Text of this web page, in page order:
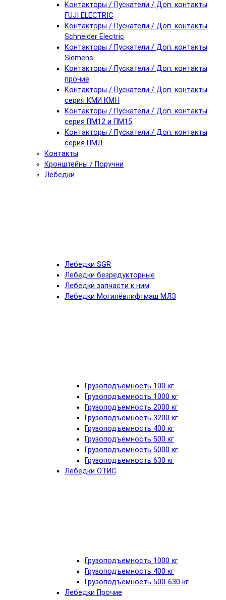
Контакторы / Пускатели / Доп. контакты
FUJI ELECTRIC
Контакторы / Пускатели / Доп. контакты
Schneider Electric
Контакторы / Пускатели / Доп. контакты
Siemens
Контакторы / Пускатели / Доп. контакты
прочие
Контакторы / Пускатели / Доп. контакты
серия КМИ КМН
Контакторы / Пускатели / Доп. контакты
серия ПМ12 и ПМ15
Контакторы / Пускатели / Доп. контакты
серия ПМЛ
Контакты
Кронштейны / Поручни
Лебедки
Лебедки SGR
Лебедки безредукторные
Лебедки запчасти к ним
Лебедки Могилёвлифтмаш МЛЗ
Грузоподъемность 100 кг
Грузоподъемность 1000 кг
Грузоподъемность 2000 кг
Грузоподъемность 3200 кг
Грузоподъемность 400 кг
Грузоподъемность 500 кг
Грузоподъемность 5000 кг
Грузоподъемность 630 кг
Лебедки ОТИС
Грузоподъемность 1000 кг
Грузоподъемность 400 кг
Грузоподъемность 500-630 кг
Лебедки Прочие